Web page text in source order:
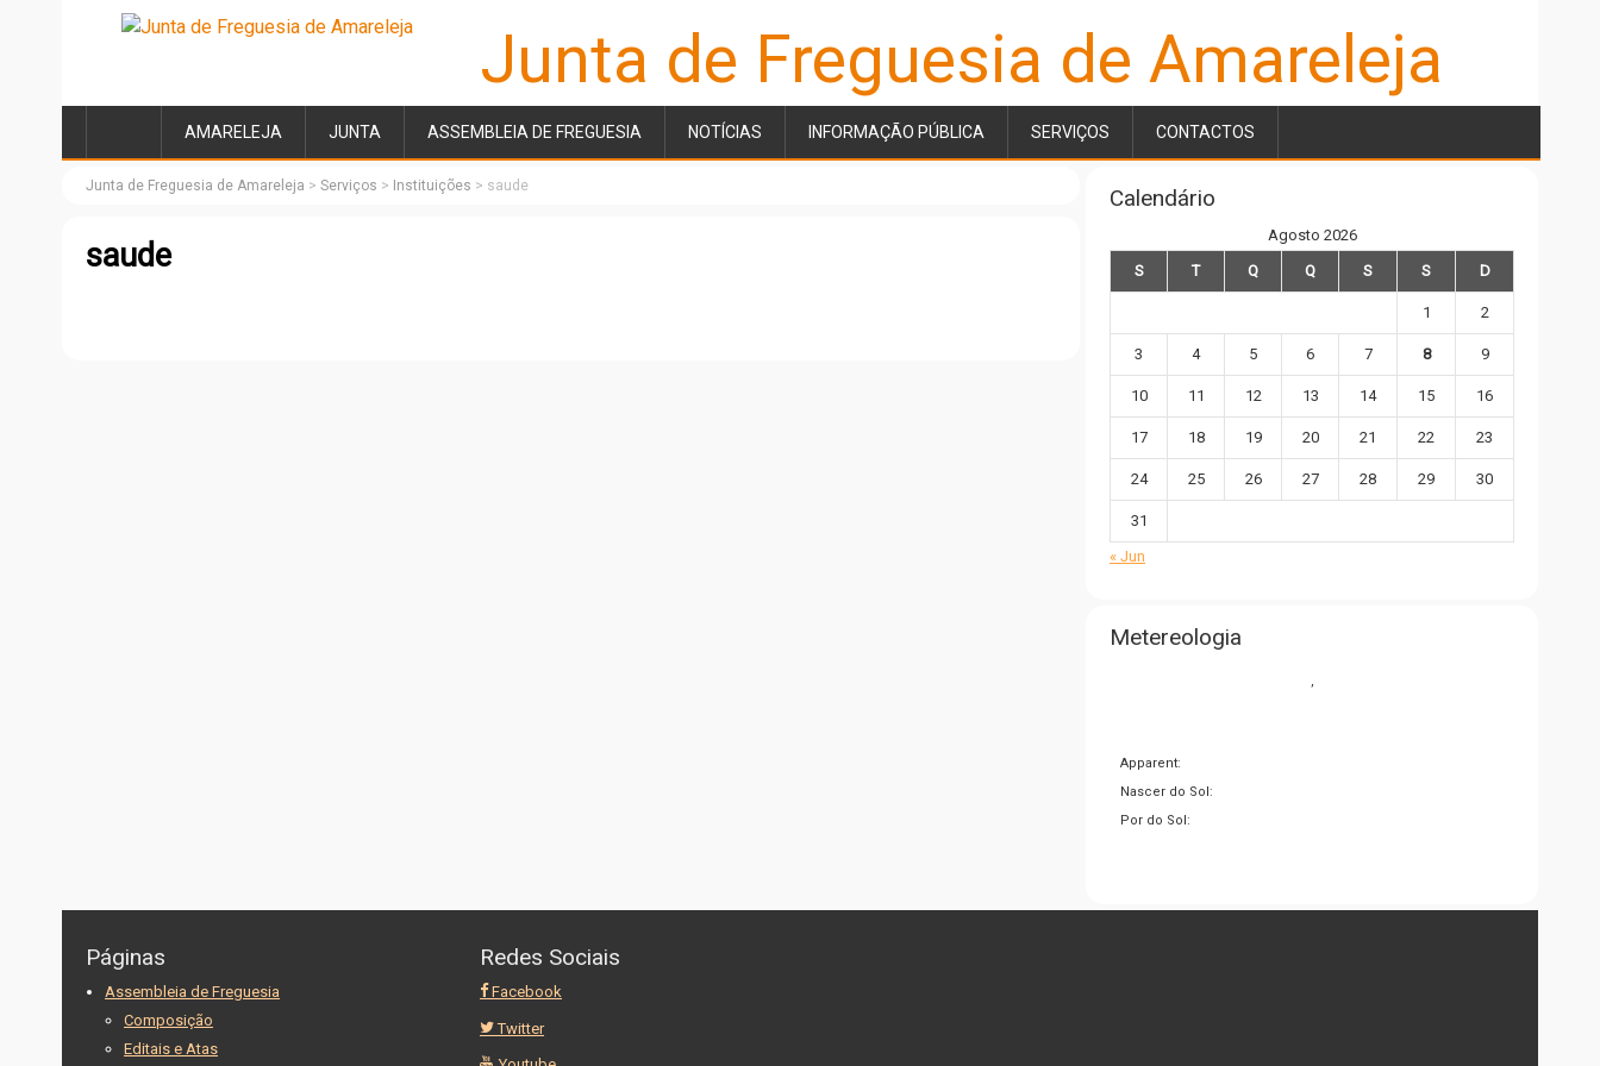
Junta de Freguesia de Amareleja
AMARELEJA JUNTA ASSEMBLEIA DE FREGUESIA NOTÍCIAS INFORMAÇÃO PÚBLICA SERVIÇOS CONTACTOS
Junta de Freguesia de Amareleja > Serviços > Instituições > saude
saude
Calendário
Agosto 2026
S
T Q Q S S D
1 2
3 4 5 6 7 8 9
10 11 12 13 14 15 16
17 18 19 20 21 22 23
24 25 26 27 28 29 30
31
« Jun
Metereologia
,
Apparent:
Nascer do Sol:
Por do Sol:
Páginas
Assembleia de Freguesia
Composição
Editais e Atas
Redes Sociais
Facebook
Twitter